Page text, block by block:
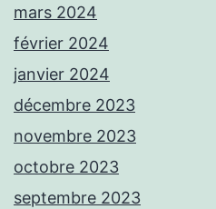
mars 2024
février 2024
janvier 2024
décembre 2023
novembre 2023
octobre 2023
septembre 2023